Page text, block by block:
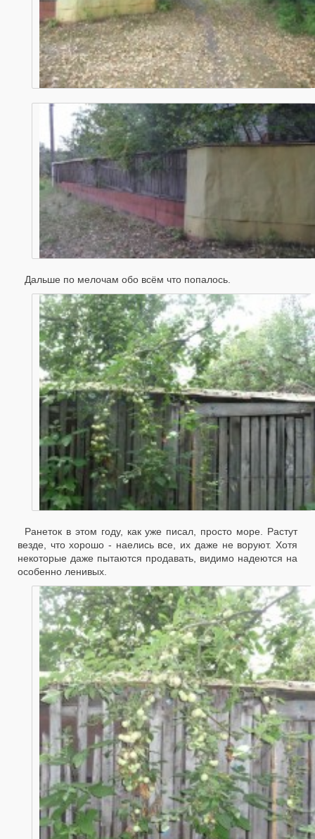
Дальше по мелочам обо всём что попалось.
Ранеток в этом году, как уже писал, просто море. Растут
везде, что хорошо - наелись все, их даже не воруют. Хотя
некоторые даже пытаются продавать, видимо надеются на
особенно ленивых.